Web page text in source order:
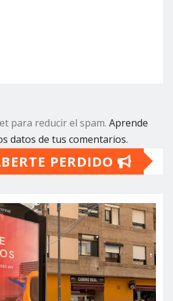
para reducir el spam. Aprende
datos de tus comentarios.
PERDIDO